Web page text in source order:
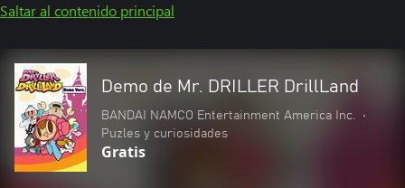
Saltar al contenido principal
Demo de Mr. DRILLER DrillLand
BANDAI NAMCO Entertainment America Inc.
•
Puzles y curiosidades
Gratis